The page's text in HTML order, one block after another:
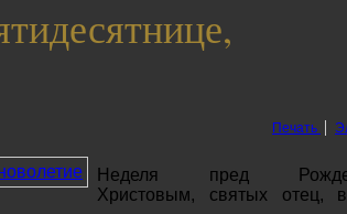
Печать
Неделя пред
Христовым, святых отец,